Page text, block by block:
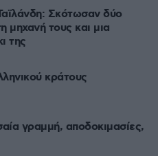
Σκότωσαν δύο
μηχανή τους και μια
της
κράτους
γραμμή, αποδοκιμασίες,